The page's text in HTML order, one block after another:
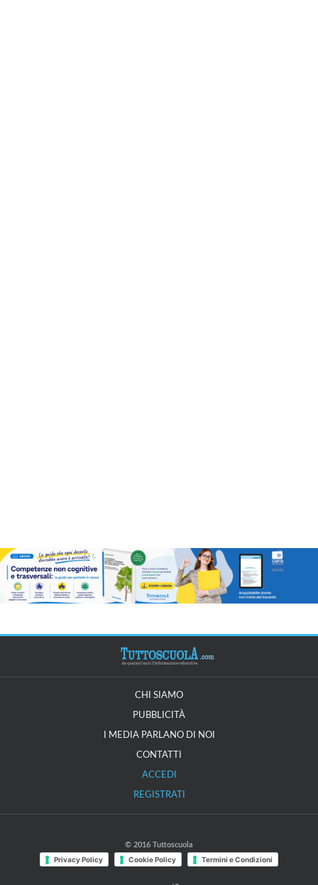
CHI SIAMO
PUBBLICITÀ
I MEDIA PARLANO DI NOI
CONTATTI
ACCEDI
REGISTRATI
© 2016 Tuttoscuola
Privacy Policy Cookie Policy Termini e Condizioni